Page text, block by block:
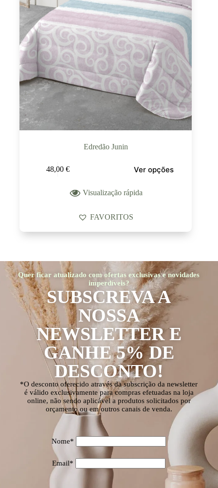
Edredão Junin
48,00 € Ver opções
Visualização rápida
FAVORITOS
Quer ficar atualizado com ofertas exclusivas e novidades
imperdíveis?
SUBSCREVA A
NOSSA
NEWSLETTER E
GANHE 5% DE
DESCONTO!
*O desconto oferecido através da subscrição da newsletter
é válido exclusivamente para compras efetuadas na loja
online, não sendo aplicável a produtos solicitados por
orçamento ou em outros canais de venda.
Nome*
Email*